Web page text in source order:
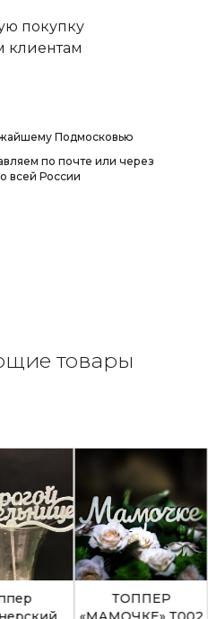
покупку
клиентам
Подмосковью
по почте или через
всей России
товары
ТОППЕР